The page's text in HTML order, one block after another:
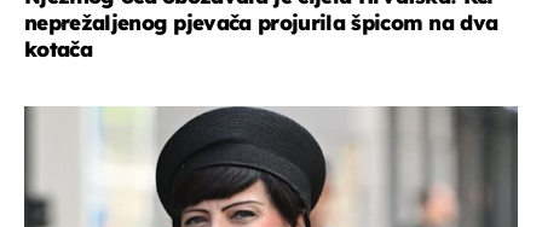
neprežaljenog pjevača projurila špicom na dva
kotača